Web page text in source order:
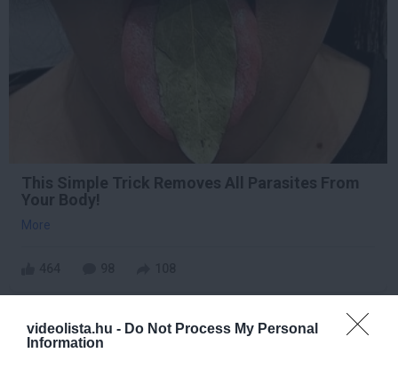
videolista.hu - Do Not Process My Personal
Information
This Simple Trick Removes All Parasites From
Your Body!
More
8 h 28 min